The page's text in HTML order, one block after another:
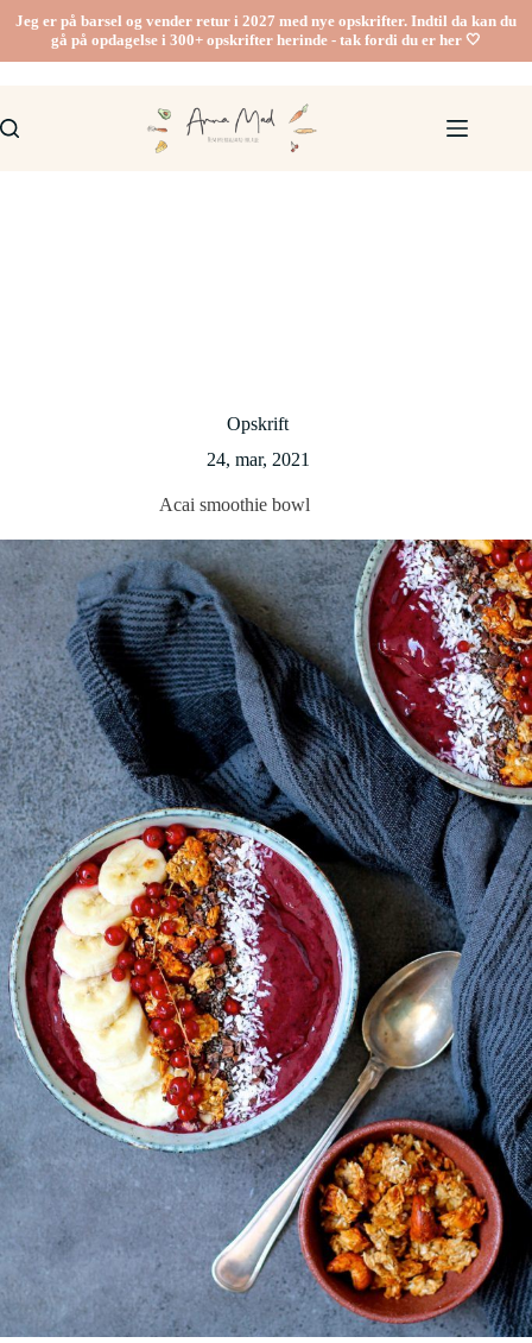
indhold
Jeg er på barsel og vender retur i 2027 med nye opskrifter. Indtil da kan du
gå på opdagelse i 300+ opskrifter herinde - tak fordi du er her 🤍
Opskrift
24, mar, 2021
Acai smoothie bowl